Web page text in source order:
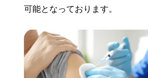
可能となっております。